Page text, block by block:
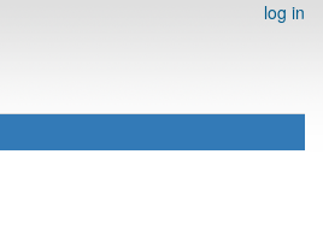
log in